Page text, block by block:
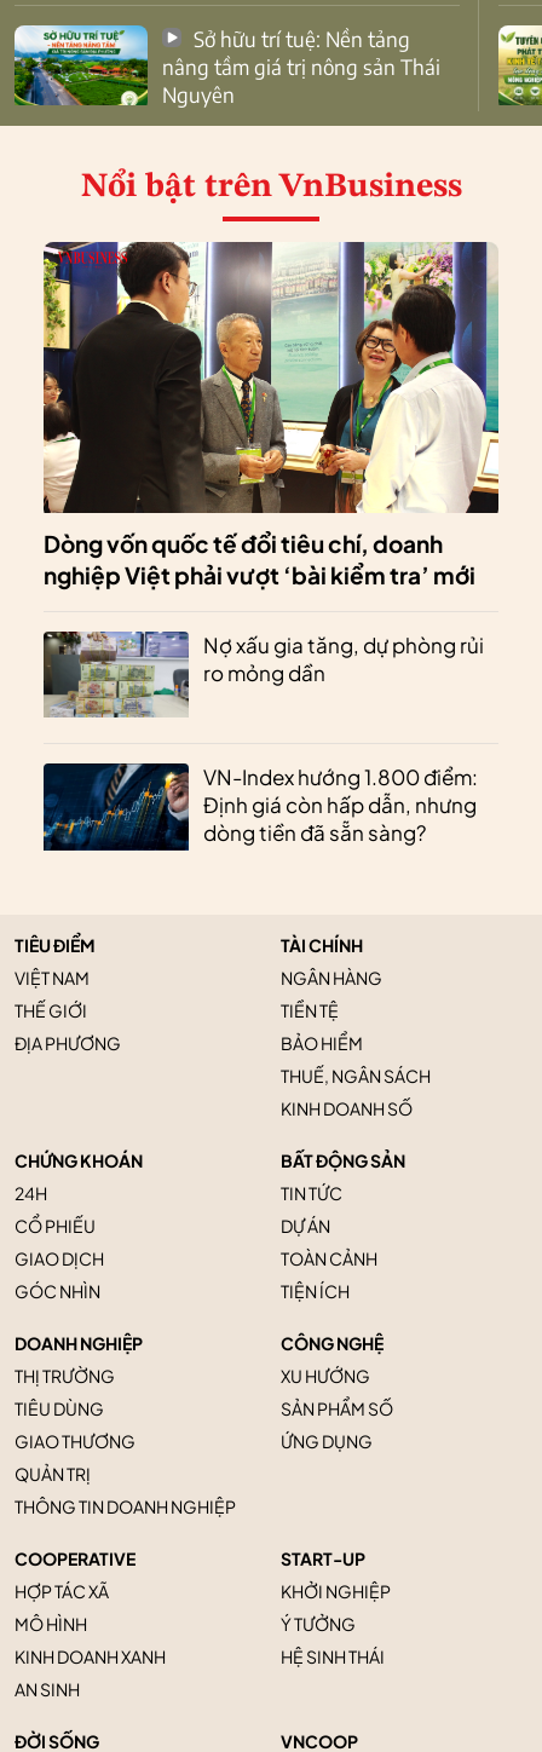
nâng tầm giá trị nông sản Thái
Nguyên
Nổi bật trên VnBusiness
Dòng vốn quốc tế đổi tiêu chí, doanh
nghiệp Việt phải vượt ‘bài kiểm tra’ mới
Nợ xấu gia tăng, dự phòng rủi
ro mỏng dần
VN-Index hướng 1.800 điểm:
Định giá còn hấp dẫn, nhưng
dòng tiền đã sẵn sàng?
TIÊU ĐIỂM
VIỆT NAM
THẾ GIỚI
ĐỊA PHƯƠNG
TÀI CHÍNH
NGÂN HÀNG
TIỀN TỆ
BẢO HIỂM
THUẾ, NGÂN SÁCH
KINH DOANH SỐ
CHỨNG KHOÁN
24H
CỔ PHIẾU
GIAO DỊCH
GÓC NHÌN
BẤT ĐỘNG SẢN
TIN TỨC
DỰ ÁN
TOÀN CẢNH
TIỆN ÍCH
DOANH NGHIỆP
THỊ TRƯỜNG
TIÊU DÙNG
GIAO THƯƠNG
QUẢN TRỊ
THÔNG TIN DOANH NGHIỆP
CÔNG NGHỆ
XU HƯỚNG
SẢN PHẨM SỐ
ỨNG DỤNG
COOPERATIVE
HỢP TÁC XÃ
MÔ HÌNH
KINH DOANH XANH
AN SINH
START-UP
KHỞI NGHIỆP
Ý TƯỞNG
HỆ SINH THÁI
ĐỜI SỐNG VNCOOP